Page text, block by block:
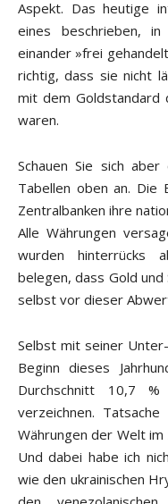
Aspekt. Das heutige
eines beschrieben,
einander »frei
richtig, dass sie nicht
mit dem Goldstandard
waren.
Schauen Sie sich
Tabellen oben an. Die
Zentralbanken ihre
Alle Währungen
wurden hinterrücks
belegen, dass Gold
selbst vor dieser
Selbst mit seiner
Beginn dieses
Durchschnitt 10,7
verzeichnen.
Währungen der Welt
Und dabei habe ich
wie den ukrainischen